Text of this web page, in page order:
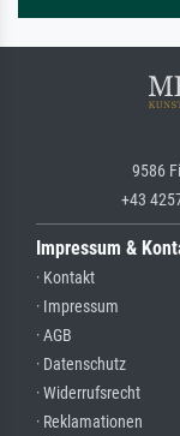
9586
+43
Impressum &
· Kontakt
· Impressum
· AGB
· Datenschutz
· Widerrufsrecht
· Reklamationen